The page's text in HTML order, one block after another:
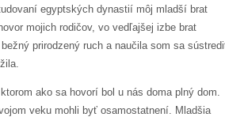
egyptských dynastií môj mladší brat
mojich rodičov, vo vedľajšej izbe brat
prirodzený ruch a naučila som sa
ako sa hovorí bol u nás doma plný dom.
veku mohli byť osamostatnení. Mladšia